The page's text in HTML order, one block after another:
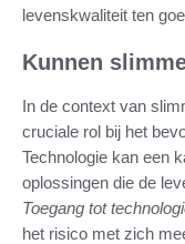
levenskwaliteit ten
Kunnen
In de context van
cruciale rol bij het
Technologie kan een
oplossingen die de
Toegang tot
het risico met zich